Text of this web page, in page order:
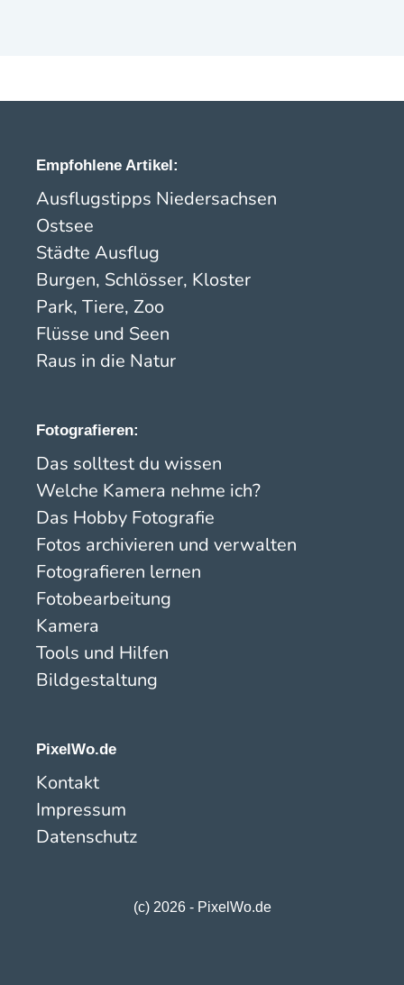
Empfohlene Artikel:
Ausflugstipps Niedersachsen
Ostsee
Städte Ausflug
Burgen, Schlösser, Kloster
Park, Tiere, Zoo
Flüsse und Seen
Raus in die Natur
Fotografieren:
Das solltest du wissen
Welche Kamera nehme ich?
Das Hobby Fotografie
Fotos archivieren und verwalten
Fotografieren lernen
Fotobearbeitung
Kamera
Tools und Hilfen
Bildgestaltung
PixelWo.de
Kontakt
Impressum
Datenschutz
(c) 2026 - PixelWo.de